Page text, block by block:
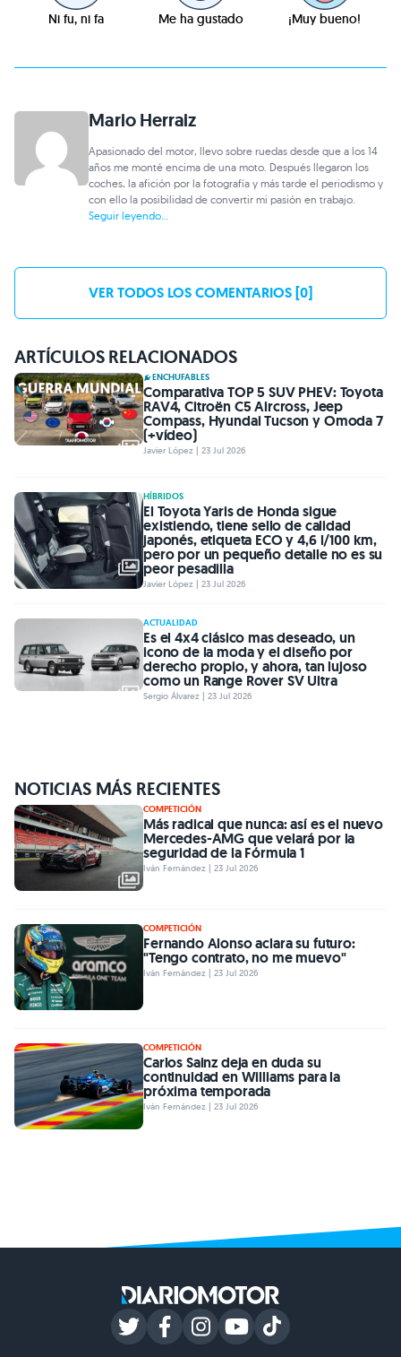
Ni fu, ni fa Me ha gustado ¡Muy bueno!
Mario Herraiz
Apasionado del motor, llevo sobre ruedas desde que a los 14
años me monté encima de una moto. Después llegaron los
coches, la afición por la fotografía y más tarde el periodismo y
con ello la posibilidad de convertir mi pasión en trabajo.
Seguir leyendo...
VER TODOS LOS COMENTARIOS [0]
ARTÍCULOS RELACIONADOS
ENCHUFABLES
Comparativa TOP 5 SUV PHEV: Toyota
RAV4, Citroën C5 Aircross, Jeep
Compass, Hyundai Tucson y Omoda 7
(+vídeo)
Javier López | 23 Jul 2026
HÍBRIDOS
El Toyota Yaris de Honda sigue
existiendo, tiene sello de calidad
japonés, etiqueta ECO y 4,6 l/100 km,
pero por un pequeño detalle no es su
peor pesadilla
Javier López | 23 Jul 2026
ACTUALIDAD
Es el 4x4 clásico mas deseado, un
icono de la moda y el diseño por
derecho propio, y ahora, tan lujoso
como un Range Rover SV Ultra
Sergio Álvarez | 23 Jul 2026
NOTICIAS MÁS RECIENTES
COMPETICIÓN
Más radical que nunca: así es el nuevo
Mercedes-AMG que velará por la
seguridad de la Fórmula 1
Iván Fernández | 23 Jul 2026
COMPETICIÓN
Fernando Alonso aclara su futuro:
"Tengo contrato, no me muevo"
Iván Fernández | 23 Jul 2026
COMPETICIÓN
Carlos Sainz deja en duda su
continuidad en Williams para la
próxima temporada
Iván Fernández | 23 Jul 2026